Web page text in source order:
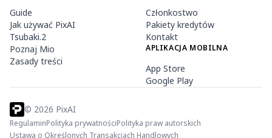
Guide
Jak używać PixAI
Tsubaki.2
Poznaj Mio
Zasady treści
Członkostwo
Pakiety kredytów
Kontakt
APLIKACJA MOBILNA
App Store
Google Play
© 2026 PixAI
RegulaminPolityka prywatnościPolityka praw autorskich
Ustawa o Określonych Transakcjach Handlowych